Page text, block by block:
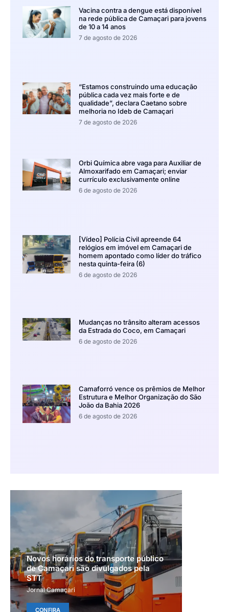
Vacina contra a dengue está disponível
na rede pública de Camaçari para jovens
de 10 a 14 anos
7 de agosto de 2026
“Estamos construindo uma educação
pública cada vez mais forte e de
qualidade”, declara Caetano sobre
melhoria no Ideb de Camaçari
7 de agosto de 2026
Orbi Química abre vaga para Auxiliar de
Almoxarifado em Camaçari; enviar
currículo exclusivamente online
6 de agosto de 2026
[Vídeo] Polícia Civil apreende 64
relógios em imóvel em Camaçari de
homem apontado como líder do tráfico
nesta quinta-feira (6)
6 de agosto de 2026
Mudanças no trânsito alteram acessos
da Estrada do Coco, em Camaçari
6 de agosto de 2026
Camaforró vence os prêmios de Melhor
Estrutura e Melhor Organização do São
João da Bahia 2026
6 de agosto de 2026
Novos horários do transporte público
de Camaçari são divulgados pela
STT
Jornal Camaçari
CONFIRA